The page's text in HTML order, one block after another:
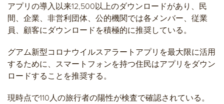
アプリの導入以来12,500以上のダウンロードがあり、民
間、企業、非営利団体、公的機関では各メンバー、従業
員、顧客にダウンロードを積極的に推奨している。
グアム新型コロナウイルスアラートアプリを最大限に活用
するために、スマートフォンを持つ住民はアプリをダウン
ロードすることを推奨する。
現時点で110人の旅行者の陽性が検査で確認されている。